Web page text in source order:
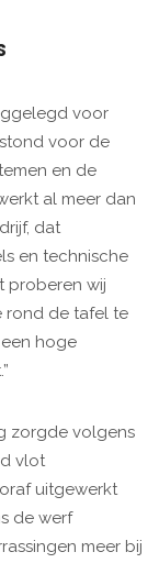
voor
voor de
en de
al meer dan
dat
en technische
proberen wij
rond de tafel te
een hoge
zorgde volgens
vlot
uitgewerkt
de werf
meer bij